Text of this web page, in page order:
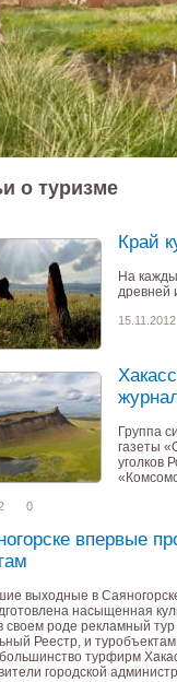
о туризме
Край
На
древней
15.11.2012
Группа
газеты
уголков
0
впервые
выходные в
насыщенная
своем роде рекламный
Реестр, и
турфирм
городской